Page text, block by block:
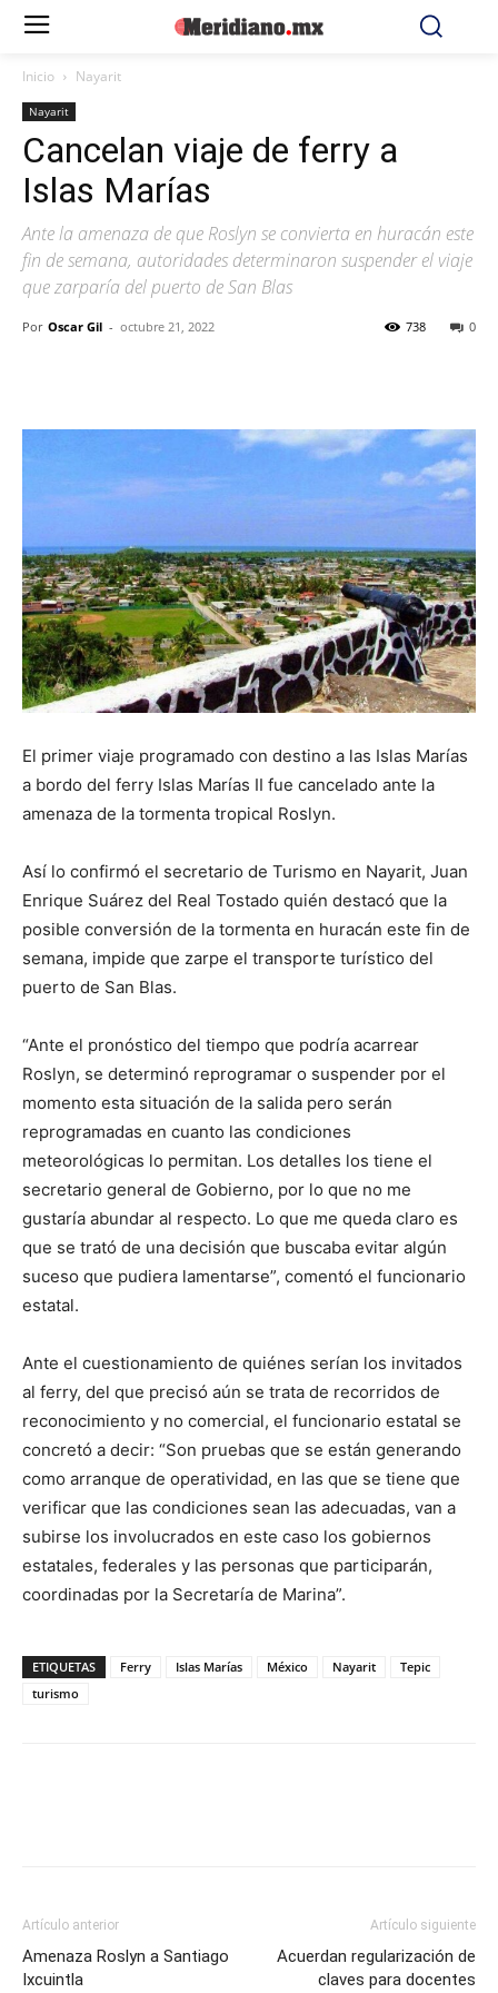
Inicio Nayarit
Nayarit
Cancelan viaje de ferry a
Islas Marías
Ante la amenaza de que Roslyn se convierta en huracán este
fin de semana, autoridades determinaron suspender el viaje
que zarparía del puerto de San Blas
Por Oscar Gil - octubre 21, 2022 0
738
El primer viaje programado con destino a las Islas Marías
a bordo del ferry Islas Marías II fue cancelado ante la
amenaza de la tormenta tropical Roslyn.
Así lo confirmó el secretario de Turismo en Nayarit, Juan
Enrique Suárez del Real Tostado quién destacó que la
posible conversión de la tormenta en huracán este fin de
semana, impide que zarpe el transporte turístico del
puerto de San Blas.
“Ante el pronóstico del tiempo que podría acarrear
Roslyn, se determinó reprogramar o suspender por el
momento esta situación de la salida pero serán
reprogramadas en cuanto las condiciones
meteorológicas lo permitan. Los detalles los tiene el
secretario general de Gobierno, por lo que no me
gustaría abundar al respecto. Lo que me queda claro es
que se trató de una decisión que buscaba evitar algún
suceso que pudiera lamentarse”, comentó el funcionario
estatal.
Ante el cuestionamiento de quiénes serían los invitados
al ferry, del que precisó aún se trata de recorridos de
reconocimiento y no comercial, el funcionario estatal se
concretó a decir: “Son pruebas que se están generando
como arranque de operatividad, en las que se tiene que
verificar que las condiciones sean las adecuadas, van a
subirse los involucrados en este caso los gobiernos
estatales, federales y las personas que participarán,
coordinadas por la Secretaría de Marina”.
ETIQUETAS Ferry Islas Marías México Nayarit
Tepic
turismo
Artículo anterior
Amenaza Roslyn a Santiago
Ixcuintla
Artículo siguiente
Acuerdan regularización de
claves para docentes